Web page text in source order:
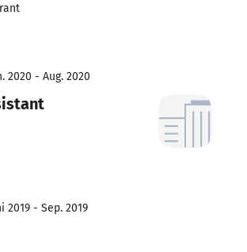
2020 - Aug. 2020
2019 - Sep. 2019